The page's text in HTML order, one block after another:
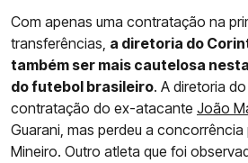
Com apenas uma contratação na
transferências, a diretoria do
também ser mais cautelosa
do futebol brasileiro. A diretoria
contratação do ex-atacante João
Guarani, mas perdeu a
Mineiro. Outro atleta que foi